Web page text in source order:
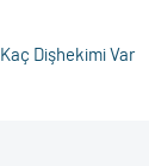
Kaç Dişhekimi Var